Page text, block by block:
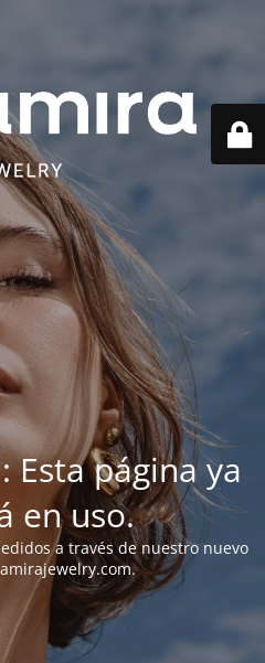
Esta página ya
en uso.
a través de nuestro nuevo